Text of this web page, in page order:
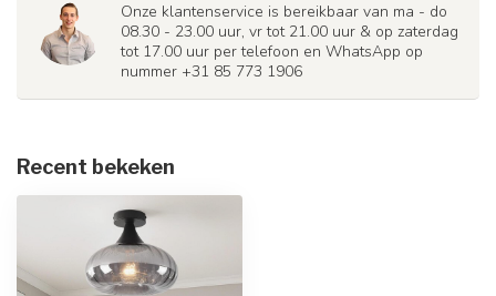
Onze klantenservice is bereikbaar van ma - do
08.30 - 23.00 uur, vr tot 21.00 uur & op zaterdag
tot 17.00 uur per telefoon en WhatsApp op
nummer +31 85 773 1906
Recent bekeken